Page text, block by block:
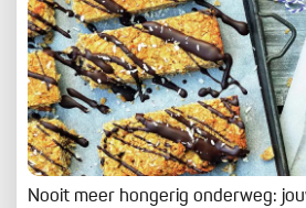
Nooit meer hongerig onderweg: